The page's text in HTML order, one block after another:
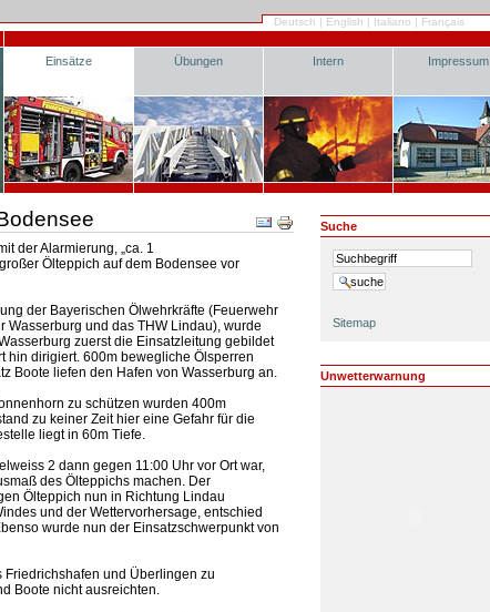
Deutsch | English | Italiano | Français
Einsätze Übungen Intern Impressum
der Alarmierung, „ca. 1
Ölteppich auf dem Bodensee vor
der Bayerischen Ölwehrkräfte (Feuerwehr
Wasserburg und das THW Lindau), wurde
zuerst die Einsatzleitung gebildet
hin dirigiert. 600m bewegliche Ölsperren
Boote liefen den Hafen von Wasserburg an.
zu schützen wurden 400m
zu keiner Zeit hier eine Gefahr für die
liegt in 60m Tiefe.
2 dann gegen 11:00 Uhr vor Ort war,
des Ölteppichs machen. Der
Ölteppich nun in Richtung Lindau
und der Wettervorhersage, entschied
wurde nun der Einsatzschwerpunkt von
und Überlingen zu
Boote nicht ausreichten.
Suche
Sitemap
Unwetterwarnung